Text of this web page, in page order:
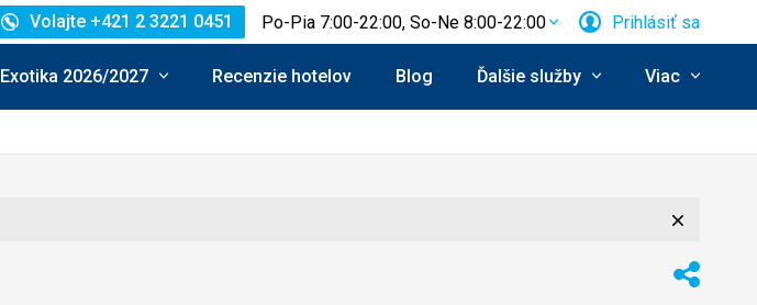
Volajte +421 2 3221 0451 Po-Pia 7:00-22:00, So-Ne 8:00-22:00 Prihlásiť sa
Exotika 2026/2027 Recenzie hotelov Blog Ďalšie služby Viac
Zdieľať